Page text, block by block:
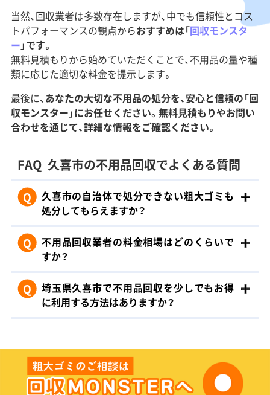
当然、回収業者は多数存在しますが、中でも信頼性とコス
トパフォーマンスの観点からおすすめは「回収モンスタ
ー」です。
無料見積もりから始めていただくことで、不用品の量や種
類に応じた適切な料金を提示します。
最後に、あなたの大切な不用品の処分を、安心と信頼の「回
収モンスター」にお任せください。 無料見積もりやお問い
合わせを通じて、詳細な情報をご確認ください。
FAQ 久喜市の不用品回収でよくある質問
Q
久喜市の自治体で処分できない粗大ゴミも
処分してもらえますか？
Q
不用品回収業者の料金相場はどのくらいで
すか？
Q
埼玉県久喜市で不用品回収を少しでもお得
に利用する方法はありますか？